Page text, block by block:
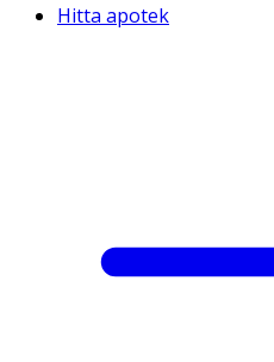
Hitta apotek